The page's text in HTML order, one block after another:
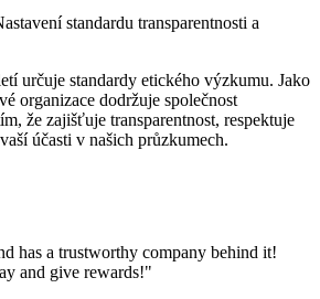
standardu transparentnosti a
určuje standardy etického výzkumu. Jako
organizace dodržuje společnost
že zajišťuje transparentnost, respektuje
účasti v našich průzkumech.
has a trustworthy company behind it!
and give rewards!"